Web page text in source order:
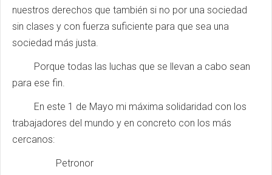
nuestros derechos que también si no por una sociedad
sin clases y con fuerza suficiente para que sea una
sociedad más justa.
Porque todas las luchas que se llevan a cabo sean
para ese fin.
En este 1 de Mayo mi máxima solidaridad con los
trabajadores del mundo y en concreto con los más
cercanos:
Petronor